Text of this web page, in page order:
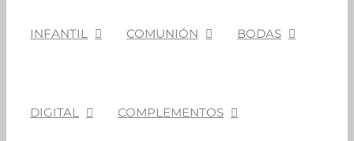
INFANTIL COMUNIÓN BODAS
DIGITAL COMPLEMENTOS